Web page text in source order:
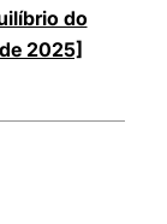
do
2025]